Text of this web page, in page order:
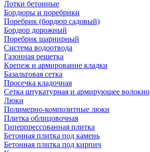
Лотки бетонные
Бордюры и поребрики
Поребрик (бордюр садовый)
Бордюр дорожный
Поребрик шарнирный
Система водоотвода
Газонная решетка
Крепеж и армирование кладки
Базальтовая сетка
Просечка кладочная
Сетка штукатурная и армирующее волокно
Люки
Полимерно-композитные люки
Плитка облицовочная
Гиперпрессованная плитка
Бетонная плитка под камень
Бетонная плитка под кирпич